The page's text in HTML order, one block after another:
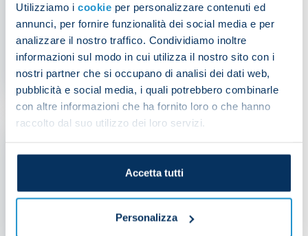
Utilizziamo i cookie per personalizzare contenuti ed
annunci, per fornire funzionalità dei social media e per
analizzare il nostro traffico. Condividiamo inoltre
informazioni sul modo in cui utilizza il nostro sito con i
nostri partner che si occupano di analisi dei dati web,
pubblicità e social media, i quali potrebbero combinarle
con altre informazioni che ha fornito loro o che hanno
raccolto dal suo utilizzo dei loro servizi.
Accetta tutti
Personalizza
De Bruyne medical update
NEWS | 27/10/2025